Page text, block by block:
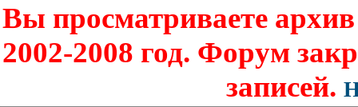
Вы просматриваете
2002-2008 год. Форум
записей.